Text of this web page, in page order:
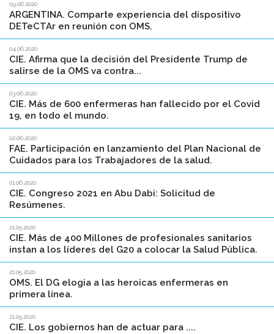
09.06.2020
ARGENTINA. Comparte experiencia del dispositivo
DETeCTAr en reunión con OMS.
04.06.2020
CIE. Afirma que la decisión del Presidente Trump de
salirse de la OMS va contra...
03.06.2020
CIE. Más de 600 enfermeras han fallecido por el Covid
19, en todo el mundo.
02.06.2020
FAE. Participación en lanzamiento del Plan Nacional de
Cuidados para los Trabajadores de la salud.
01.06.2020
CIE. Congreso 2021 en Abu Dabi: Solicitud de
Resúmenes.
21.05.2020
CIE. Más de 400 Millones de profesionales sanitarios
instan a los líderes del G20 a colocar la Salud Pública.
21.05.2020
OMS. El DG elogia a las heroicas enfermeras en
primera línea.
21.05.2020
CIE. Los gobiernos han de actuar para ....